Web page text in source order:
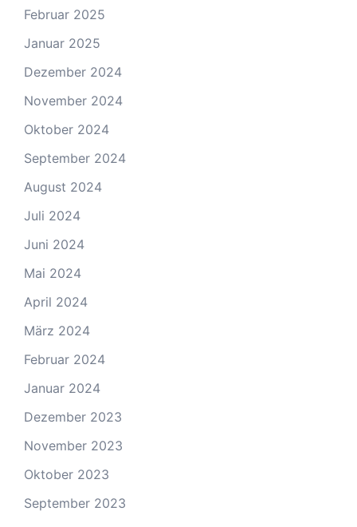
Februar 2025
Januar 2025
Dezember 2024
November 2024
Oktober 2024
September 2024
August 2024
Juli 2024
Juni 2024
Mai 2024
April 2024
März 2024
Februar 2024
Januar 2024
Dezember 2023
November 2023
Oktober 2023
September 2023